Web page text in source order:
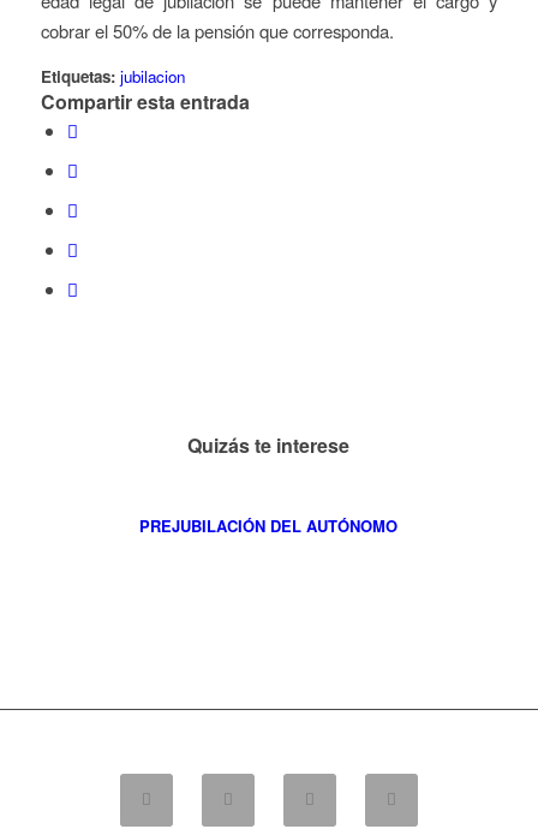
cobrar el 50% de la pensión que corresponda.
Etiquetas: jubilacion
Compartir esta entrada
Quizás te interese
PREJUBILACIÓN DEL AUTÓNOMO